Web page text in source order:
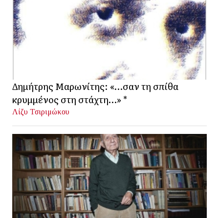
Δημήτρης Μαρωνίτης: «…σαν τη σπίθα
κρυμμένος στη στάχτη…» *
Λίζυ Τσιριμώκου